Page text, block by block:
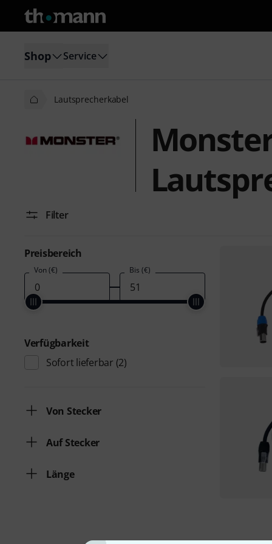
Shop Service
Lautsprecherkabel
Filter
Preisbereich
Von (€) Bis (€)
Verfügbarkeit
Sofort lieferbar (2)
Von Stecker
Auf Stecker
Länge